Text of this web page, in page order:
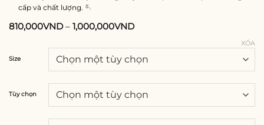
cấp và chất lượng. 🪡
810,000VND– 1,000,000VND
Size
Tùy chọn
XÓA